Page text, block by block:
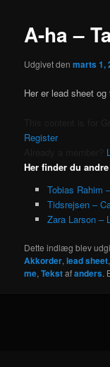
A-ha –
Udgivet denmarts 1,
Her er lead sheet
Register
Her finder du
Tobias Rahim
Tidsrejsen –
Zara Larson –
Dette indlæg blev
Akkorder,lead sheet
me,Tekstafanders.